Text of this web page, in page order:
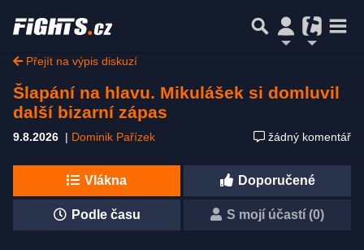
Přejít na výpis diskuzí
Šlapání na hlavu. Mikulášek si domluvil
další bizarní zápas
9.8.2026 | Dominik Pařízek žádný komentář
Vlákna Doporučené
Podle času S mojí účastí (0)